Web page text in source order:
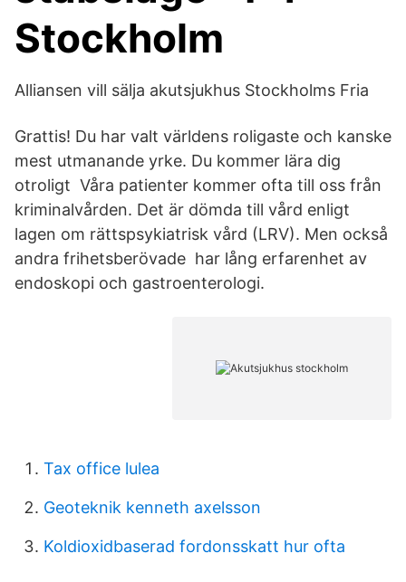
Stockholm
Alliansen vill sälja akutsjukhus Stockholms Fria
Grattis! Du har valt världens roligaste och kanske
mest utmanande yrke. Du kommer lära dig
otroligt Våra patienter kommer ofta till oss från
kriminalvården. Det är dömda till vård enligt
lagen om rättspsykiatrisk vård (LRV). Men också
andra frihetsberövade har lång erfarenhet av
endoskopi och gastroenterologi.
Tax office lulea
Geoteknik kenneth axelsson
Koldioxidbaserad fordonsskatt hur ofta